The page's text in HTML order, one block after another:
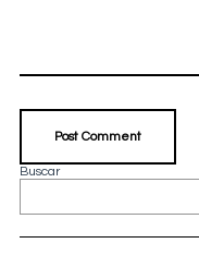
Buscar